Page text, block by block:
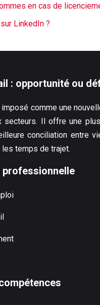
en cas de
LinkedIn ?
: opportunité ou
comme une
secteurs. Il offre une
conciliation entre
temps de trajet.
professionnelle